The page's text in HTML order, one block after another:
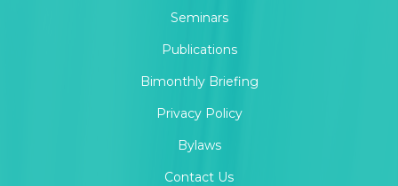
Seminars
Publications
Bimonthly Briefing
Privacy Policy
Bylaws
Contact Us